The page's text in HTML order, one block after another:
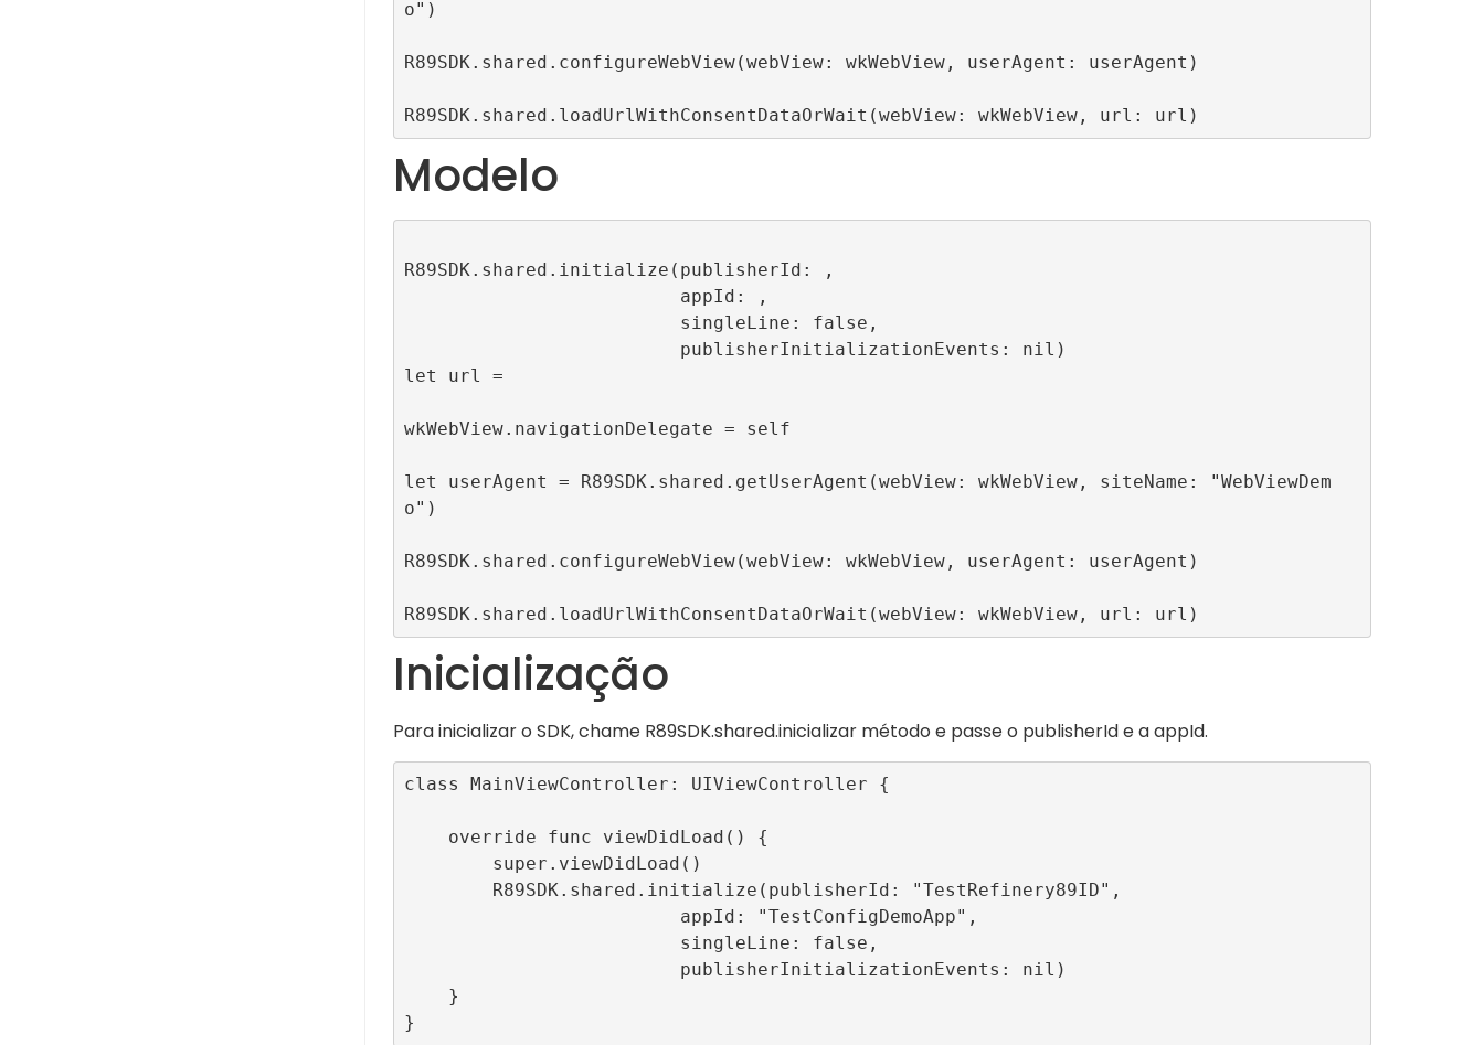
o")
R89SDK.shared.configureWebView(webView: wkWebView, userAgent: userAgent)
R89SDK.shared.loadUrlWithConsentDataOrWait(webView: wkWebView, url: url)
Modelo
R89SDK.shared.initialize(publisherId: ,
let url =
wkWebView.navigationDelegate = self
let userAgent = R89SDK.shared.getUserAgent(webView: wkWebView, siteName: "WebViewDem
o")
R89SDK.shared.configureWebView(webView: wkWebView, userAgent: userAgent)
R89SDK.shared.loadUrlWithConsentDataOrWait(webView: wkWebView, url: url)
Inicialização
Para inicializar o SDK, chame R89SDK.shared.inicializar método e passe o publisherIde aappId.
class MainViewController: UIViewController {
}